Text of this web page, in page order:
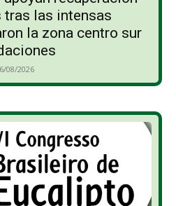
tras las intensas
la zona centro sur
08/2026